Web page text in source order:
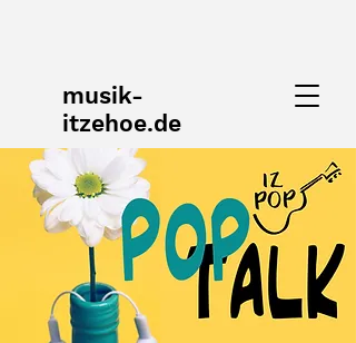
musik-
itzehoe.de